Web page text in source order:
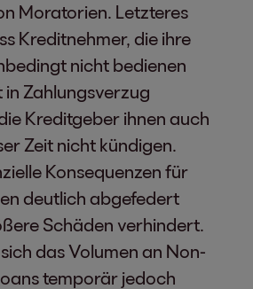
Moratorien. Letzteres
Kreditnehmer, die ihre
nicht bedienen
in Zahlungsverzug
Kreditgeber ihnen auch
Zeit nicht kündigen.
Konsequenzen für
deutlich abgefedert
Schäden verhindert.
das Volumen an Non-
temporär jedoch